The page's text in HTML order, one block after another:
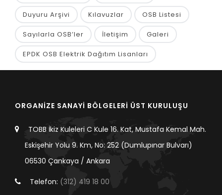
Duyuru Arşivi Kılavuzlar OSB Listesi
Sayılarla OSB’ler İletişim Galeri
EPDK OSB Elektrik Dağıtım Lisanları
ORGANİZE SANAYİ BÖLGELERİ ÜST KURULUŞU
TOBB İkiz Kuleleri C Kule 16. Kat, Mustafa Kemal Mah.
Eskişehir Yolu 9. Km, No: 252 (Dumlupınar Bulvarı)
06530 Çankaya / Ankara
Telefon: (312) 419 18 00